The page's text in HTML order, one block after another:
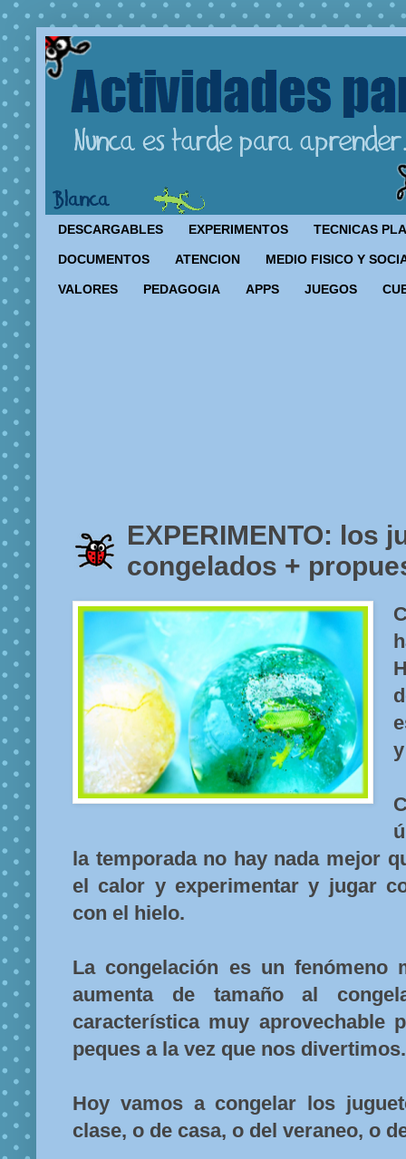
DESCARGABLES EXPERIMENTOS TECNICAS
DOCUMENTOS ATENCION MEDIO FISICO Y
VALORES PEDAGOGIA APPS JUEGOS
EXPERIMENTO: los
congelados +
la temporada no hay nada mejor
el calor y experimentar y jugar
con el hielo.
La congelación es un fenómeno
aumenta de tamaño al
característica muy aprovechable
peques a la vez que nos divertimos.
Hoy vamos a congelar los
clase, o de casa, o del veraneo, o